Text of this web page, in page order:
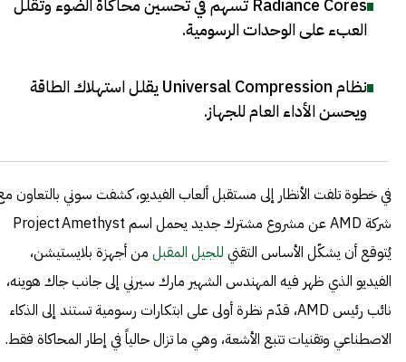
Radiance Cores تسهم في تحسين محاكاة الضوء وتقلل
العبء على الوحدات الرسومية.
نظام Universal Compression يقلل استهلاك الطاقة
ويحسن الأداء العام للجهاز.
في خطوة تلفت الأنظار إلى مستقبل ألعاب الفيديو، كشفت سوني بالتعاون
شركة AMD عن مشروع مشترك جديد يحمل اسم Project Amethyst
يُتوقع أن يشكّل الأساس التقني للجيل المقبل من أجهزة بلايستيشن،
الفيديو الذي ظهر فيه المهندس الشهير مارك سيرني إلى جانب جاك هوينه،
نائب رئيس AMD، قدّم نظرة أولى على ابتكارات رسومية تستند إلى الذكاء
الاصطناعي وتقنيات تتبع الأشعة، وهي ما تزال حالياً في إطار المحاكاة فقط.